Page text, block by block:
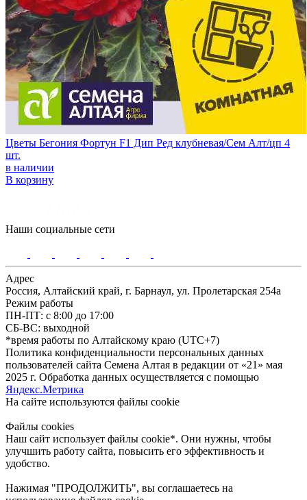
Цветы Бегония Фортун F1 Дип Ред клубневая/Сем Алт/цп 4
шт.
в наличии
В корзину
Наши социальные сети
Адрес
Россия, Алтайский край, г. Барнаул, ул. Пролетарская 254а
Режим работы
ПН-ПТ: с 8:00 до 17:00
СБ-ВС: выходной
*время работы по Алтайскому краю (UTC+7)
Политика конфиденциальности персональных данных
пользователей сайта Семена Алтая в редакции от «21» мая
2025 г. Обработка данных осуществляется с помощью
Яндекс.Метрика
На сайте используются файлы сookie
Файлы cookies
Наш сайт использует файлы cookie*. Они нужны, чтобы
улучшить работу сайта, повысить его эффективность и
удобство.
Нажимая "ПРОДОЛЖИТЬ", вы соглашаетесь на